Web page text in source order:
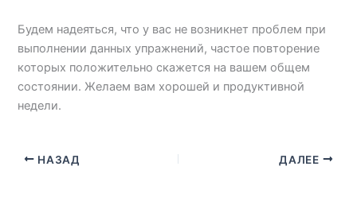
Будем надеяться, что у вас не возникнет проблем при
выполнении данных упражнений, частое повторение
которых положительно скажется на вашем общем
состоянии. Желаем вам хорошей и продуктивной
недели.
НАЗАД ДАЛЕЕ